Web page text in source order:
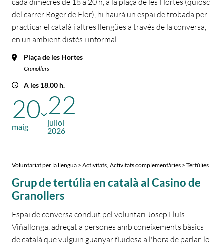
del carrer Roger de Flor), hi haurà un espai de trobada per
practicar el català i altres llengües a través de la conversa,
en un ambient distès i informal.
Plaça de les Hortes
Granollers
A les 18.00 h.
20
maig
22
juliol
2026
Voluntariat per la llengua > Activitats Activitats complementàries > Tertúlies
Grup de tertúlia en català al Casino de
Granollers
Espai de conversa conduït pel voluntari Josep Lluís
Viñallonga, adreçat a persones amb coneixements bàsics
de català que vulguin guanyar fluïdesa a l'hora de parlar-lo.